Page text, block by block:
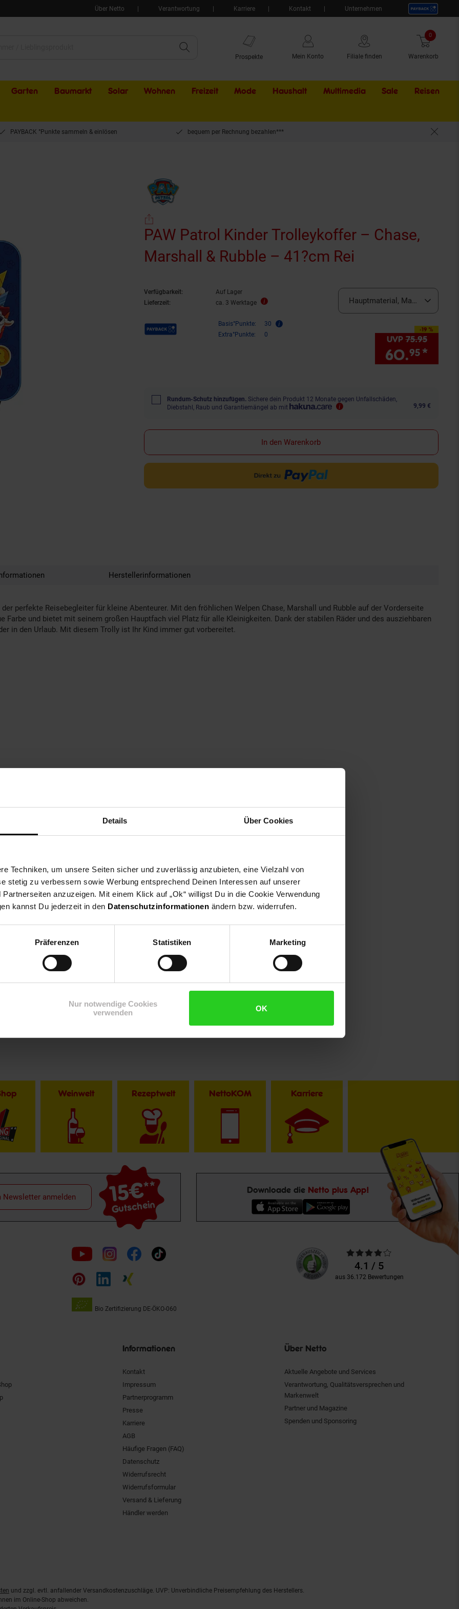
Details Über Cookies
Techniken, um unsere Seiten sicher und zuverlässig anzubieten, eine Vielzahl von
stetig zu verbessern sowie Werbung entsprechend Deinen Interessen auf unserer
anzuzeigen. Mit einem Klick auf „Ok“ willigst Du in die Cookie Verwendung
kannst Du jederzeit in den Datenschutzinformationen ändern bzw. widerrufen.
Präferenzen Statistiken Marketing
Nur notwendige Cookies
verwenden
OK
Über Netto Verantwortung Karriere Kontakt Unternehmen
Prospekte Mein Konto Filiale finden Warenkorb
0 Artikel
Garten Baumarkt Solar Wohnen Freizeit Mode Haushalt Multimedia Sale Externer
Reisen
PAYBACK °Punkte sammeln & einlösen bequem per Rechnung bezahlen***
PAW Patrol Kinder Trolleykoffer – Chase,
Marshall & Rubble – 41?cm Rei
Verfügbarkeit:
Auf Lager
Lieferzeit:
ca. 3 Werktage
Payback Punkte Basis°Punkte:
30
Extra°Punkte:
0
Hauptmaterial,
-19 %
Sie Sparen 19 Prozent,
UVP75.95UVP :
60.95 *
Rundum-Schutz hinzufügen. Sichere dein Produkt 12 Monate gegen Unfallschäden,
Diebstahl, Raub und Garantiemängel ab mit
9,99 €
In den Warenkorb
Herstellerinformationen
perfekte Reisebegleiter für kleine Abenteurer. Mit den fröhlichen Welpen Chase, Marshall und Rubble auf der Vorderseite
Farbe und bietet mit seinem großen Hauptfach viel Platz für alle Kleinigkeiten. Dank der stabilen Räder und des ausziehbaren
in den Urlaub. Mit diesem Trolly ist Ihr Kind immer gut vorbereitet.
B.V.
Steenbergen, NL
Weinwelt Rezeptwelt NettoKOM Karriere
15€**
Gutschein
Newsletter anmelden
Downloade die Netto plus App!
Folge
uns
auf
Bio Zertifizierung DE-ÖKO-060
Unsere
Kundenbewertungen
Durchschnittliche
Bewertungen4.1 / 5
aus 36.172 Bewertungen
Informationen
Kontakt
Impressum
Partnerprogramm
Presse
Karriere
AGB
Häufige Fragen (FAQ)
Datenschutz
Widerrufsrecht
Widerrufsformular
Versand & Lieferung
Händler werden
Über Netto
Aktuelle Angebote und Services
Verantwortung, Qualitätsversprechen und
Markenwelt
Partner und Magazine
Spenden und Sponsoring
und zzgl. evtl. anfallender Versandkostenzuschläge. UVP: Unverbindliche Preisempfehlung des Herstellers.
im Online-Shop abweichen.